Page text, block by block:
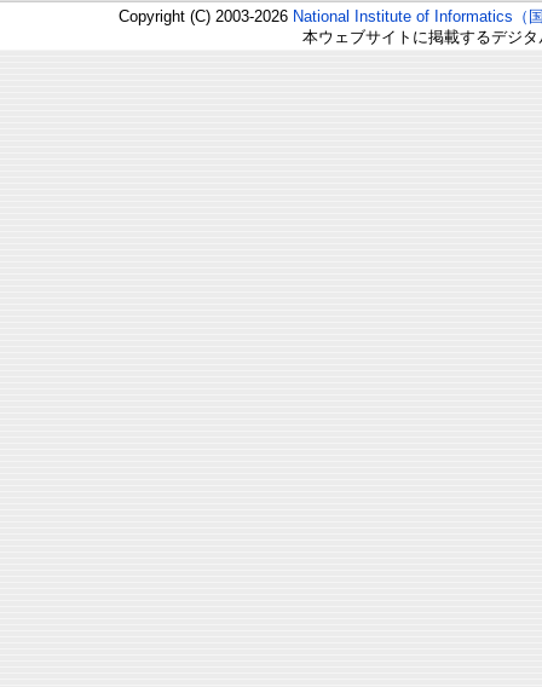
Copyright (C) 2003-2026 National Institute of Informatics（
本ウェブサイトに掲載するデジ